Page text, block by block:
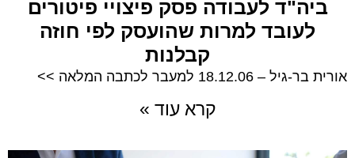
ביה"ד לעבודה פסק פיצויי פיטורים
לעובד למרות שהועסק לפי חוזה
קבלנות
אורית בר-גיל – 18.12.06 למעבר לכתבה המלאה >>
קרא עוד »